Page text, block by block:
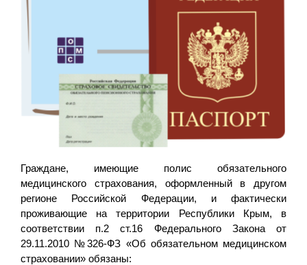
Граждане, имеющие полис обязательного
медицинского страхования, оформленный в другом
регионе Российской Федерации, и фактически
проживающие на территории Республики Крым, в
соответствии п.2 ст.16 Федерального Закона от
29.11.2010 №326-ФЗ «Об обязательном медицинском
страховании» обязаны: